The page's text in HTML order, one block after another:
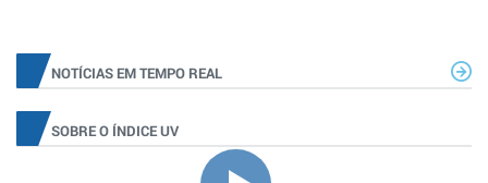
NOTÍCIAS EM TEMPO REAL
SOBRE O ÍNDICE UV